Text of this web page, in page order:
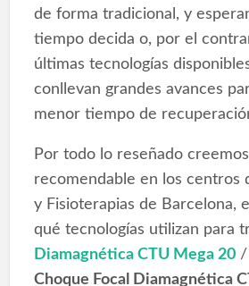
de forma tradicional, y
tiempo decida o, por el
últimas tecnologías
conllevan grandes avances
menor tiempo de
Por todo lo reseñado
recomendable en los centros
y Fisioterapias de Barcelona,
qué tecnologías utilizan para
Diamagnética CTU Mega 20/
Choque Focal Diamagnética